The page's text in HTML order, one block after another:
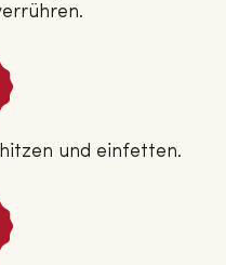
und einfetten.